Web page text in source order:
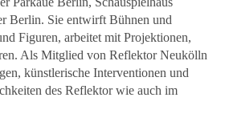
Berlin. Sie entwirft Bühnen und
Figuren, arbeitet mit Projektionen,
Als Mitglied von Reflektor Neukölln
künstlerische Interventionen und
des Reflektor wie auch im